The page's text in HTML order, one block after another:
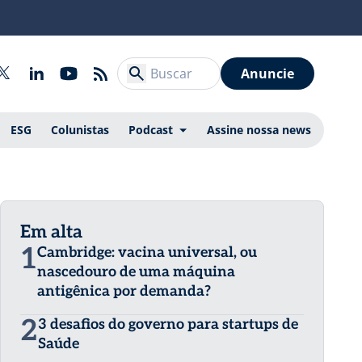
Anuncie
ESG Colunistas Podcast Assine nossa news
Em alta
1Cambridge: vacina universal, ou
nascedouro de uma máquina
antigênica por demanda?
23 desafios do governo para startups de
Saúde